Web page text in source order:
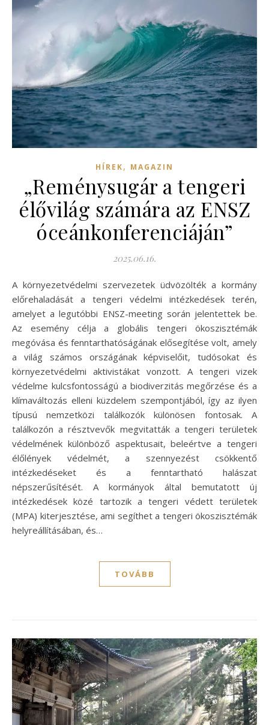
HÍREK, MAGAZIN
„Reménysugár a tengeri
élővilág számára az ENSZ
óceánkonferenciáján”
2025.06.16.
A környezetvédelmi szervezetek üdvözölték a kormány
előrehaladását a tengeri védelmi intézkedések terén,
amelyet a legutóbbi ENSZ-meeting során jelentettek be.
Az esemény célja a globális tengeri ökoszisztémák
megóvása és fenntarthatóságának elősegítése volt, amely
a világ számos országának képviselőit, tudósokat és
környezetvédelmi aktivistákat vonzott. A tengeri vizek
védelme kulcsfontosságú a biodiverzitás megőrzése és a
klímaváltozás elleni küzdelem szempontjából, így az ilyen
típusú nemzetközi találkozók különösen fontosak. A
találkozón a résztvevők megvitatták a tengeri területek
védelmének különböző aspektusait, beleértve a tengeri
élőlények védelmét, a szennyezést csökkentő
intézkedéseket és a fenntartható halászat
népszerűsítését. A kormányok által bemutatott új
intézkedések közé tartozik a tengeri védett területek
(MPA) kiterjesztése, ami segíthet a tengeri ökoszisztémák
helyreállításában, és…
TOVÁBB